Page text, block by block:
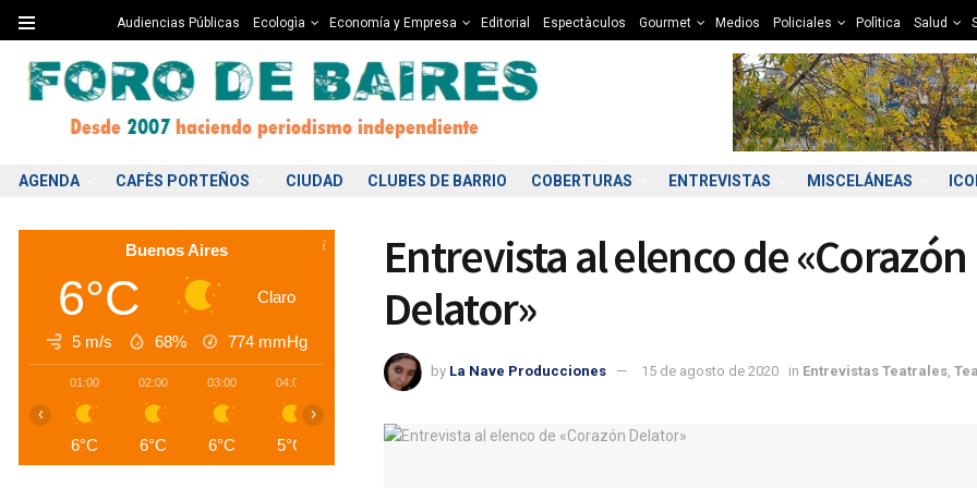
Audiencias Públicas Ecologìa Economía y Empresa Editorial Espectàculos Gourmet Medios Policiales Polìtica Salud
AGENDA CAFÈS PORTEÑOS CIUDAD CLUBES DE BARRIO COBERTURAS ENTREVISTAS MISCELÁNEAS
Entrevista al elenco de «Corazón
Delator»
by La Nave Producciones 15 de agosto de 2020 in Entrevistas Teatrales
Buenos Aires
6°C Claro
5 m/s 68% 774 mmHg
01:00
6°C
02:00
6°C
03:00
6°C
04:00
5°C
06:00
5°C 4°C 4°C 5°C
10:00
‹ ›